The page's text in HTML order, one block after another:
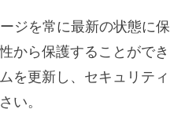
ジを常に最新の状態に保
から保護することができ
を更新し、セキュリティ
い。